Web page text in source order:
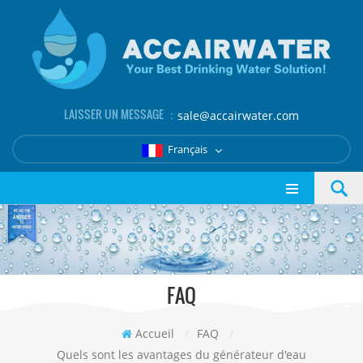
LAISSER UN MESSAGE ： sale@accairwater.com
Français
FAQ
Accueil / FAQ
/
Quels sont les avantages du générateur d'eau